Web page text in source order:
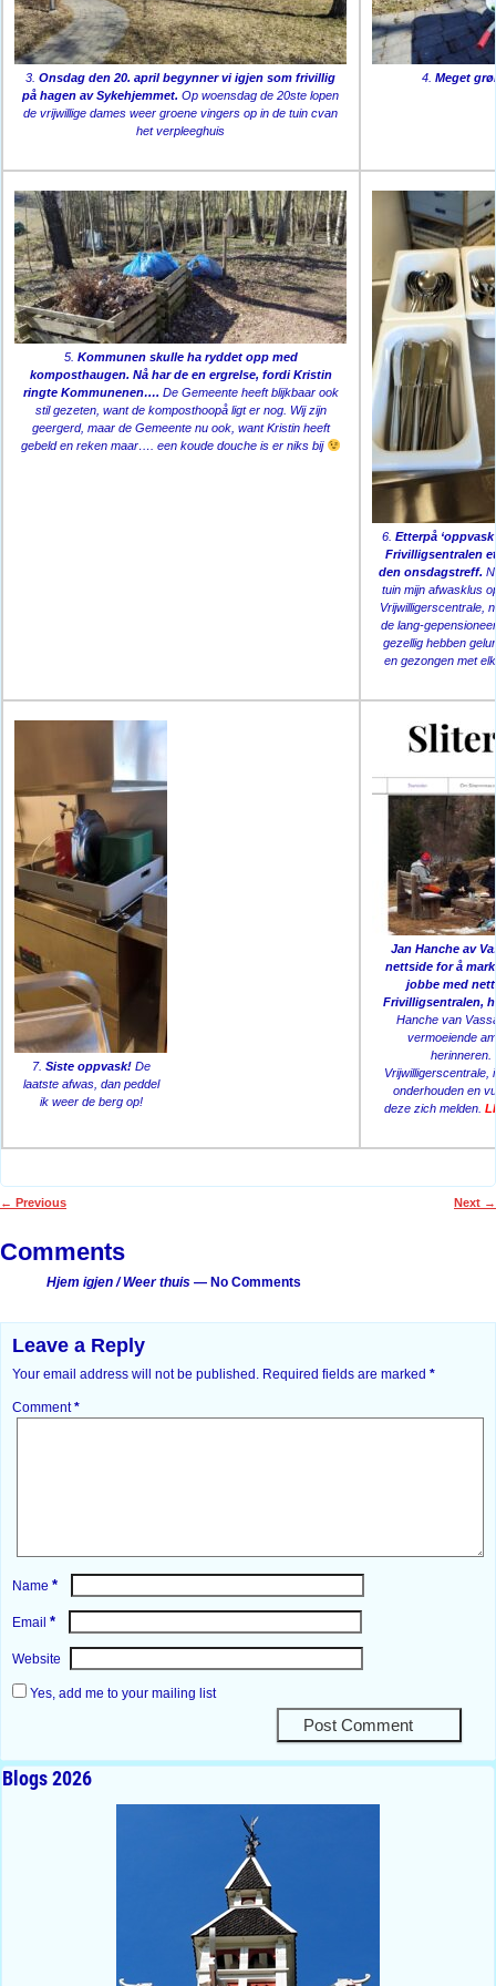
3.Onsdag den 20. april begynner vi igjen som frivillig
på hagen av Sykehjemmet. Op woensdag de 20ste lopen
de vrijwillige dames weer groene vingers op in de tuin cvan
het verpleeghuis
4. Meget
5. Kommunen skulle ha ryddet opp med
komposthaugen. Nå har de en ergrelse, fordi Kristin
ringte Kommunenen…. De Gemeente heeft blijkbaar ook
stil gezeten, want de komposthoopå ligt er nog. Wij zijn
geergerd, maar de Gemeente nu ook, want Kristin heeft
gebeld en reken maar…. een koude douche is er niks bij
6.Etterpå
Frivilligsentralen
den onsdagstreff.
tuin mijn afwasklus
Vrijwilligerscentrale,
de lang-
gezellig hebben
en gezongen met
7. Siste oppvask!De
laatste afwas, dan peddel
ik weer de berg op!
Jan Hanche av
nettside for å
jobbe med
Frivilligsentralen,
Hanche van
vermoeiende
herinneren.
Vrijwilligerscentrale,
onderhouden en
deze zich melden.
← Previous Next →
Comments
Hjem igjen / Weer thuis — No Comments
Leave a Reply
Your email address will not be published. Required fields are marked *
Comment*
Name *
Email *
Website
Yes, add me to your mailing list
Blogs 2026